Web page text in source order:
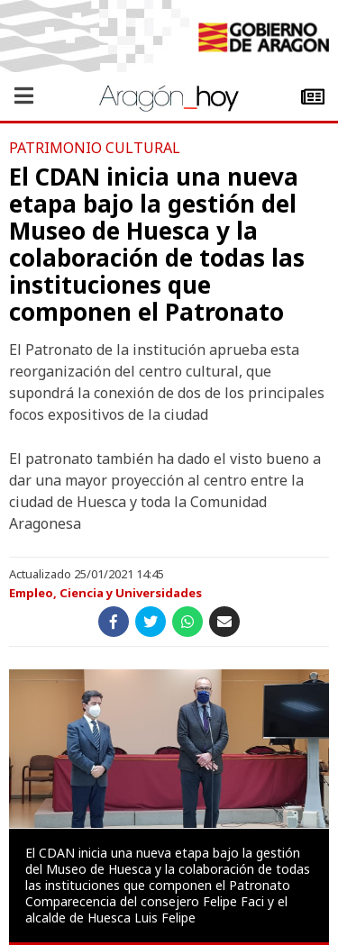
PATRIMONIO CULTURAL
El CDAN inicia una nueva
etapa bajo la gestión del
Museo de Huesca y la
colaboración de todas las
instituciones que
componen el Patronato
El Patronato de la institución aprueba esta
reorganización del centro cultural, que
supondrá la conexión de dos de los principales
focos expositivos de la ciudad
El patronato también ha dado el visto bueno a
dar una mayor proyección al centro entre la
ciudad de Huesca y toda la Comunidad
Aragonesa
Actualizado 25/01/2021 14:45
Empleo, Ciencia y Universidades
El CDAN inicia una nueva etapa bajo la gestión
del Museo de Huesca y la colaboración de todas
las instituciones que componen el Patronato
Comparecencia del consejero Felipe Faci y el
alcalde de Huesca Luis Felipe